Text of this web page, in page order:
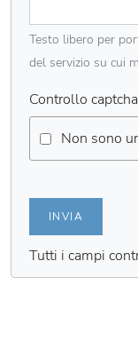
Testo libero per
del servizio su cui
Controllo captcha
Non sono
INVIA
Tutti i campi